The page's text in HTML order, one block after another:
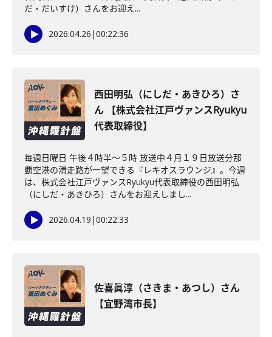
だ・だいすけ）さんをお迎え...
2026.04.26 |00:22:36
西田明弘（にしだ・あきひろ）さ
ん 【株式会社江戸ヴァンスRyukyu
代表取締役】
毎週日曜日 午後４時半～５時 放送中４月１９日放送分那
覇空港の滑走路が一望できる『レキオスラウンジ』。今週
は、株式会社江戸ヴァンスRyukyu代表取締役の西田明弘
（にしだ・あきひろ）さんをお迎えしまし...
2026.04.19 |00:22:33
佐喜眞淳（さきま・あつし）さん
【宜野湾市長】